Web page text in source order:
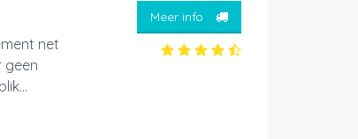
net
geen
Meer info